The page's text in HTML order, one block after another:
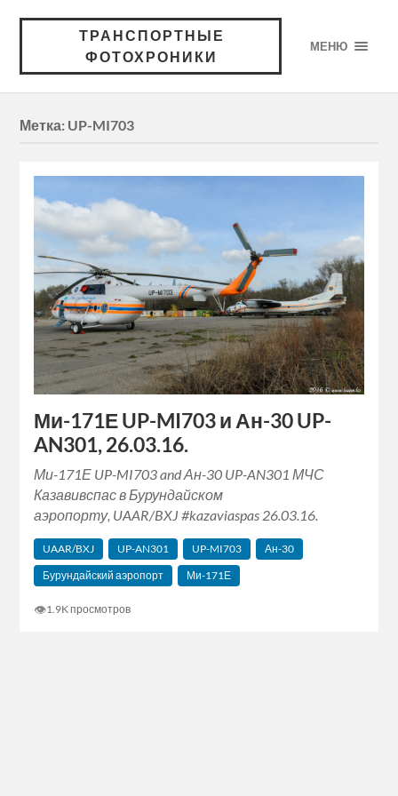
ТРАНСПОРТНЫЕ
ФОТОХРОНИКИ
МЕНЮ
Метка: UP-MI703
Ми-171Е UP-MI703 и Ан-30 UP-
AN301, 26.03.16.
Ми-171Е UP-MI703 and Ан-30 UP-AN301 МЧС
Казавивспас в Бурундайском
аэропорту, UAAR/BXJ ‪#‎kazaviaspas‬ 26.03.16.
UAAR/BXJ UP-AN301 UP-MI703
Ан-30
Бурундайский аэропорт
Ми-171Е
👁1.9K просмотров